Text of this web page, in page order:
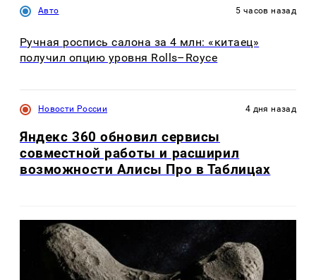
Авто 5 часов назад
Ручная роспись салона за 4 млн: «китаец»
получил опцию уровня Rolls–Royce
Новости России 4 дня назад
Яндекс 360 обновил сервисы
совместной работы и расширил
возможности Алисы Про в Таблицах